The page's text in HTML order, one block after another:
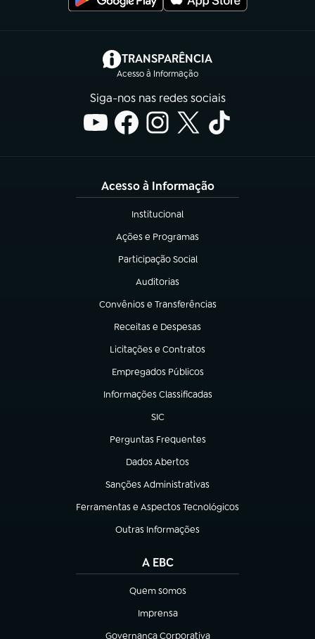
TRANSPARÊNCIA
Acesso à Informação
(abre em nova aba)
Siga-nos nas redes sociais
Acesso à Informação
Institucional
(abre em nova aba)
Ações e Programas
(abre em nova aba)
Participação Social
(abre em nova aba)
Auditorias
(abre em nova aba)
Convênios e Transferências
(abre em nova aba)
Receitas e Despesas
(abre em nova aba)
Licitações e Contratos
(abre em nova aba)
Empregados Públicos
(abre em nova aba)
Informações Classificadas
(abre em nova aba)
SIC
(abre em nova aba)
Perguntas Frequentes
(abre em nova aba)
Dados Abertos
(abre em nova aba)
Sanções Administrativas
(abre em nova aba)
Ferramentas e Aspectos Tecnológicos
(abre em nova aba)
Outras Informações
(abre em nova aba)
A EBC
Quem somos
(abre em nova aba)
Imprensa
(abre em nova aba)
Governança Corporativa